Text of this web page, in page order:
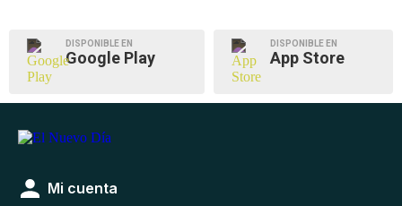
DISPONIBLE EN
Google Play
DISPONIBLE EN
App Store
Mi cuenta